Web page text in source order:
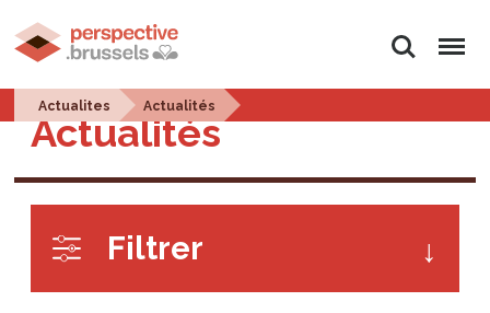
Rechercher
Menu
Actualites Actualités
Actualités
Filtrer